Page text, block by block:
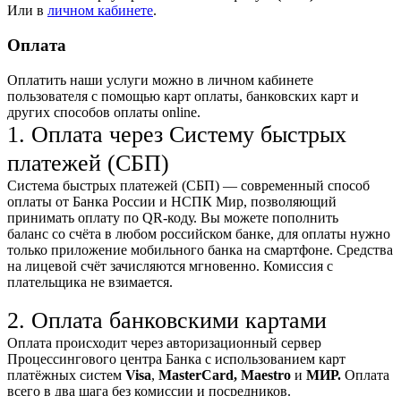
Или в личном кабинете.
Оплата
Оплатить наши услуги можно в личном кабинете
пользователя с помощью карт оплаты, банковских карт и
других способов оплаты online.
1. Оплата через Систему быстрых
платежей (СБП)
Система быстрых платежей (СБП) — современный способ
оплаты от Банка России и НСПК Мир, позволяющий
принимать оплату по QR-коду. Вы можете пополнить
баланс со счёта в любом российском банке, для оплаты нужно
только приложение мобильного банка на смартфоне. Средства
на лицевой счёт зачисляются мгновенно. Комиссия с
плательщика не взимается.
2. Оплата банковскими картами
Оплата происходит через авторизационный сервер
Процессингового центра Банка с использованием карт
платёжных систем Visa, MasterCard, Maestro и МИР. Оплата
всего в два шага без комиссии и посредников.